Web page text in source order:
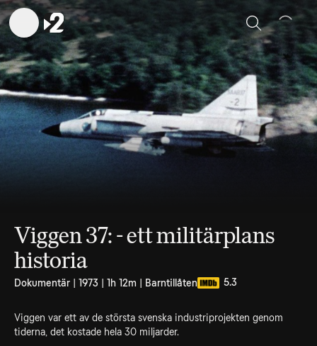
Sök
Viggen 37: - ett militärplans
historia
Dokumentär | 1973 | 1h 12m | Barntillåten 5.3
Viggen var ett av de största svenska industriprojekten genom
tiderna, det kostade hela 30 miljarder.